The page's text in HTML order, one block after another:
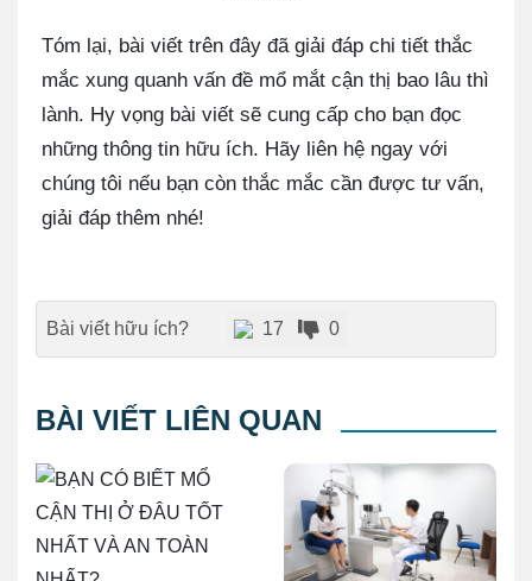
Tóm lại, bài viết trên đây đã giải đáp chi tiết thắc
mắc xung quanh vấn đề mổ mắt cận thị bao lâu thì
lành. Hy vọng bài viết sẽ cung cấp cho bạn đọc
những thông tin hữu ích. Hãy liên hệ ngay với
chúng tôi nếu bạn còn thắc mắc cần được tư vấn,
giải đáp thêm nhé!
Bài viết hữu ích? 17 0
BÀI VIẾT LIÊN QUAN